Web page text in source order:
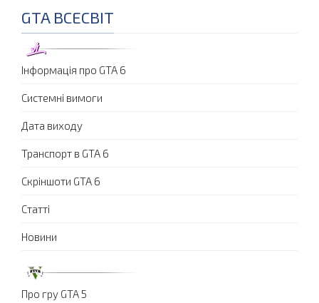
GTA ВСЕСВІТ
Інформація про GTA 6
Системні вимоги
Дата виходу
Транспорт в GTA 6
Скріншоти GTA 6
Статті
Новини
Про гру GTA 5